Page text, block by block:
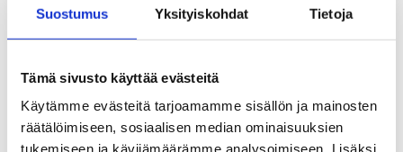
Suostumus Yksityiskohdat Tietoja
Tämä sivusto käyttää evästeitä
Käytämme evästeitä tarjoamamme sisällön ja mainosten
räätälöimiseen, sosiaalisen median ominaisuuksien
tukemiseen ja kävijämäärämme analysoimiseen. Lisäksi
Terveyttä edistävä urheiluseura -
Hyvinvoivan urheilujoukkueen